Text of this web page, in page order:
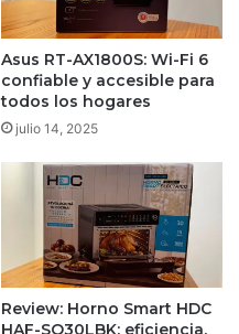
Asus RT-AX1800S: Wi-Fi 6
confiable y accesible para
todos los hogares
julio 14, 2025
Review: Horno Smart HDC
HAF-SO30LBK: eficiencia,